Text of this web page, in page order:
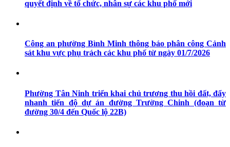
quyết định về tổ chức, nhân sự các khu phố mới
Công an phường Bình Minh thông báo phân công Cảnh
sát khu vực phụ trách các khu phố từ ngày 01/7/2026
Phường Tân Ninh triển khai chủ trương thu hồi đất, đẩy
nhanh tiến độ dự án đường Trường Chinh (đoạn từ
đường 30/4 đến Quốc lộ 22B)